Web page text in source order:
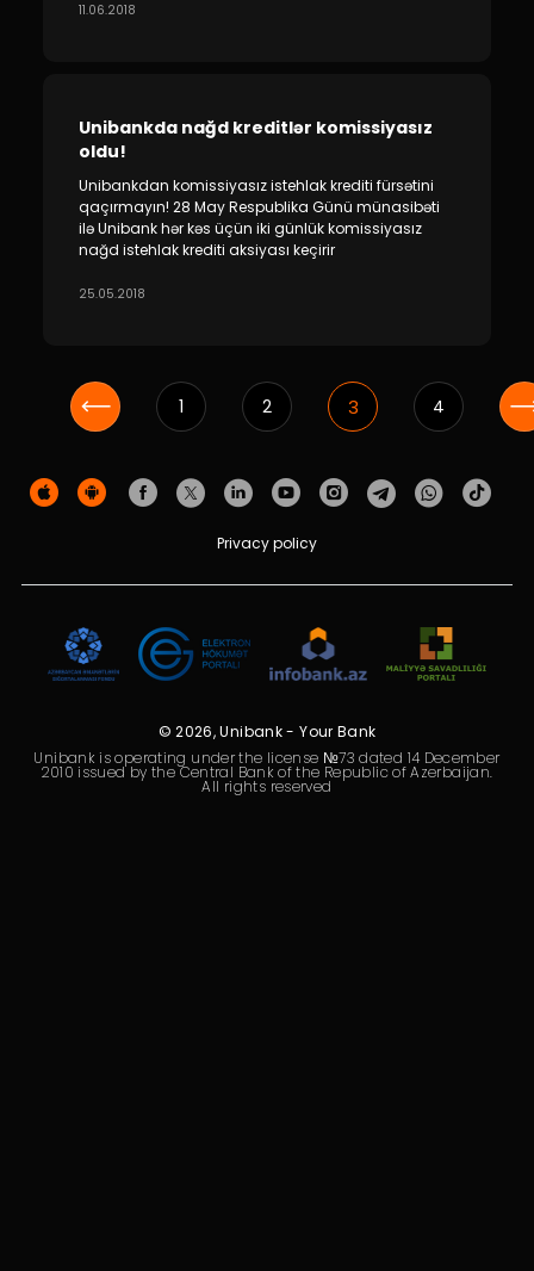
11.06.2018
Unibankda nağd kreditlər komissiyasız
oldu!
Unibankdan komissiyasız istehlak krediti fürsətini
qaçırmayın! 28 May Respublika Günü münasibəti
ilə Unibank hər kəs üçün iki günlük komissiyasız
nağd istehlak krediti aksiyası keçirir
25.05.2018
1 2 3 4
Privacy policy
© 2026, Unibank - Your Bank
Unibank is operating under the license №73 dated 14 December
2010 issued by the Central Bank of the Republic of Azerbaijan.
All rights reserved